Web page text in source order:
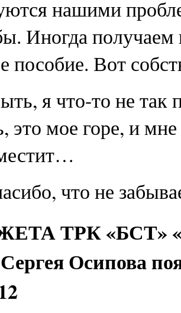
нашими
Иногда
пособие. Вот
я что-то не
это мое горе, и
что не
ТРК «БСТ»
Осипова